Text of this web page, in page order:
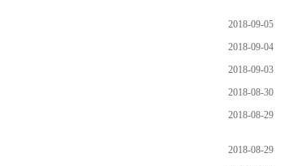
2018-09-05
2018-09-04
2018-09-03
2018-08-30
2018-08-29
2018-08-29